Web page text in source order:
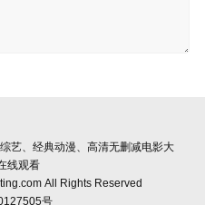
艺、经典动漫、高清无删减电影大
线观看
All Rights Reserved
号